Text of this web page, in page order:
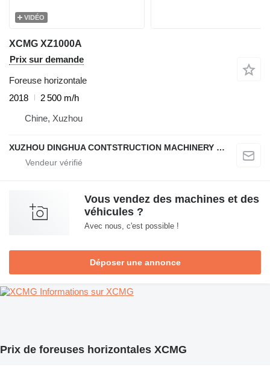
VIDÉO
XCMG XZ1000A
Prix sur demande
Foreuse horizontale
2018
2 500 m/h
Chine, Xuzhou
XUZHOU DINGHUA CONTSTRUCTION MACHINERY CO., LTD.
Vous vendez des machines et des
véhicules ?
Avec nous, c'est possible !
Déposer une annonce
Informations sur XCMG
Prix de foreuses horizontales XCMG